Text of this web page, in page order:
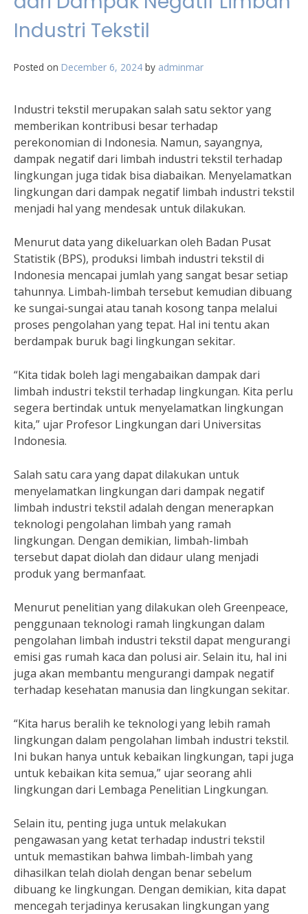
Industri Tekstil
Posted on December 6, 2024 by adminmar
Industri tekstil merupakan salah satu sektor yang
memberikan kontribusi besar terhadap
perekonomian di Indonesia. Namun, sayangnya,
dampak negatif dari limbah industri tekstil terhadap
lingkungan juga tidak bisa diabaikan. Menyelamatkan
lingkungan dari dampak negatif limbah industri tekstil
menjadi hal yang mendesak untuk dilakukan.
Menurut data yang dikeluarkan oleh Badan Pusat
Statistik (BPS), produksi limbah industri tekstil di
Indonesia mencapai jumlah yang sangat besar setiap
tahunnya. Limbah-limbah tersebut kemudian dibuang
ke sungai-sungai atau tanah kosong tanpa melalui
proses pengolahan yang tepat. Hal ini tentu akan
berdampak buruk bagi lingkungan sekitar.
“Kita tidak boleh lagi mengabaikan dampak dari
limbah industri tekstil terhadap lingkungan. Kita perlu
segera bertindak untuk menyelamatkan lingkungan
kita,” ujar Profesor Lingkungan dari Universitas
Indonesia.
Salah satu cara yang dapat dilakukan untuk
menyelamatkan lingkungan dari dampak negatif
limbah industri tekstil adalah dengan menerapkan
teknologi pengolahan limbah yang ramah
lingkungan. Dengan demikian, limbah-limbah
tersebut dapat diolah dan didaur ulang menjadi
produk yang bermanfaat.
Menurut penelitian yang dilakukan oleh Greenpeace,
penggunaan teknologi ramah lingkungan dalam
pengolahan limbah industri tekstil dapat mengurangi
emisi gas rumah kaca dan polusi air. Selain itu, hal ini
juga akan membantu mengurangi dampak negatif
terhadap kesehatan manusia dan lingkungan sekitar.
“Kita harus beralih ke teknologi yang lebih ramah
lingkungan dalam pengolahan limbah industri tekstil.
Ini bukan hanya untuk kebaikan lingkungan, tapi juga
untuk kebaikan kita semua,” ujar seorang ahli
lingkungan dari Lembaga Penelitian Lingkungan.
Selain itu, penting juga untuk melakukan
pengawasan yang ketat terhadap industri tekstil
untuk memastikan bahwa limbah-limbah yang
dihasilkan telah diolah dengan benar sebelum
dibuang ke lingkungan. Dengan demikian, kita dapat
mencegah terjadinya kerusakan lingkungan yang